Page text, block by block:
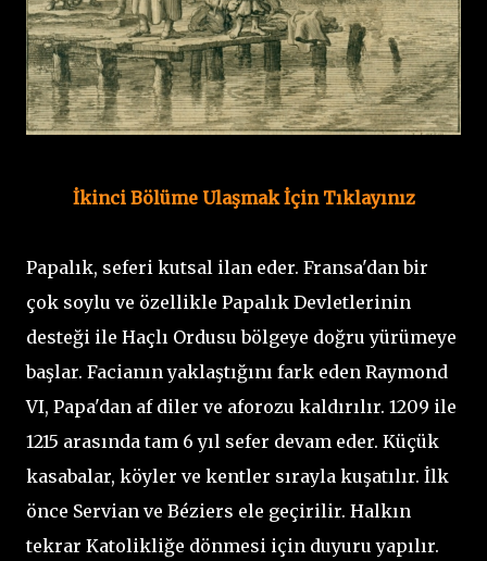
İkinci Bölüme Ulaşmak İçin Tıklayınız
Papalık, seferi kutsal ilan eder. Fransa'dan bir
çok soylu ve özellikle Papalık Devletlerinin
desteği ile Haçlı Ordusu bölgeye doğru yürümeye
başlar. Facianın yaklaştığını fark eden Raymond
VI, Papa'dan af diler ve aforozu kaldırılır. 1209 ile
1215 arasında tam 6 yıl sefer devam eder. Küçük
kasabalar, köyler ve kentler sırayla kuşatılır. İlk
önce Servian ve Béziers ele geçirilir. Halkın
tekrar Katolikliğe dönmesi için duyuru yapılır.